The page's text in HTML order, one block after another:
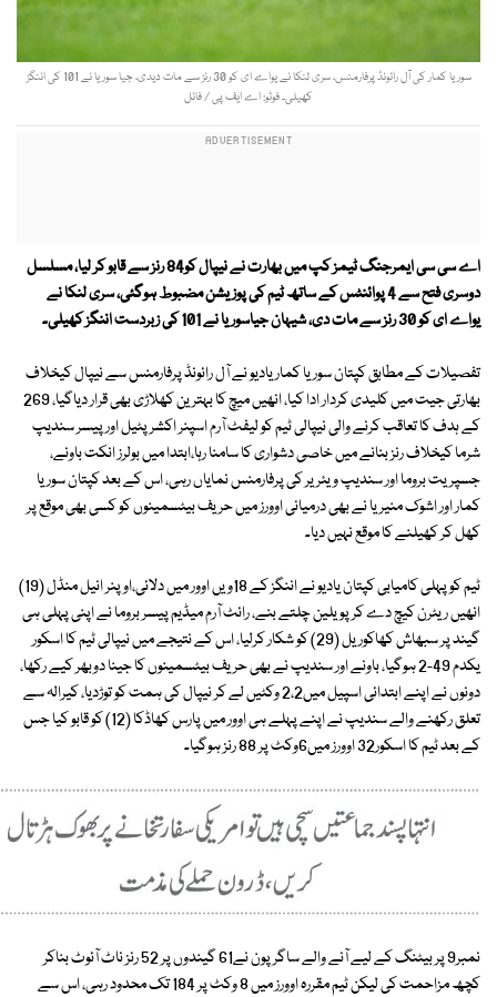
سوریا کمار کی آل رائونڈ پرفارمنس، سری لنکا نے یواے ای کو 30 رنز سے مات دیدی، جیا سوریا نے 101 کی اننگز
کھیلی۔ فوٹو: اے ایف پی / فائل
اے سی سی ایمرجنگ ٹیمز کپ میں بھارت نے نیپال کو84 رنز سے قابو کر لیا، مسلسل
دوسری فتح سے 4 پوائنٹس کے ساتھ ٹیم کی پوزیشن مضبوط ہوگئی، سری لنکا نے
یواے ای کو 30 رنز سے مات دی، شیہان جیاسوریا نے 101 کی زبردست اننگز کھیلی۔
تفصیلات کے مطابق کپتان سوریا کمار یادیو نے آل رائونڈ پرفارمنس سے نیپال کیخلاف
بھارتی جیت میں کلیدی کردار ادا کیا، انھیں میچ کا بہترین کھلاڑی بھی قرار دیاگیا، 269
کے ہدف کا تعاقب کرنے والی نیپالی ٹیم کو لیفٹ آرم اسپنر اکشر پٹیل اور پیسر سندیپ
شرما کیخلاف رنز بنانے میں خاصی دشواری کا سامنا رہا،ابتدا میں بولرز انکت باونے،
جسپریت بروما اور سندیپ ویئریر کی پرفارمنس نمایاں رہی، اس کے بعد کپتان سوریا
کمار اور اشوک منیریا نے بھی درمیانی اوورز میں حریف بیٹسمینوں کو کسی بھی موقع پر
کھل کر کھیلنے کا موقع نہیں دیا۔
ٹیم کو پہلی کامیابی کپتان یادیو نے اننگز کے 18ویں اوور میں دلائی،اوپنر انیل منڈل (19)
انھیں ریٹرن کیچ دے کر پویلین چلتے بنے، رائٹ آرم میڈیم پیسر بروما نے اپنی پہلی ہی
گیند پر سبھاش کھاکوریل (29) کو شکار کرلیا، اس کے نتیجے میں نیپالی ٹیم کا اسکور
یکدم 49-2 ہوگیا، باونے اور سندیپ نے بھی حریف بیٹسمینوں کا جینا دوبھر کیے رکھا،
دونوں نے اپنے ابتدائی اسپیل میں2،2 وکٹیں لے کر نیپال کی ہمت کو توڑدیا، کیرالہ سے
تعلق رکھنے والے سندیپ نے اپنے پہلے ہی اوور میں پارس کھاڈکا (12) کو قابو کیا جس
کے بعد ٹیم کا اسکور32 اوورز میں6وکٹ پر 88 رنز ہوگیا۔
نمبر9 پر بیٹنگ کے لیے آنے والے ساگر پون نے61 گیندوں پر 52 رنز ناٹ آئوٹ بناکر
کچھ مزاحمت کی لیکن ٹیم مقررہ اوورز میں 8 وکٹ پر 184 تک محدود رہی، اس سے